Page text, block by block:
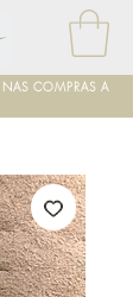
NAS COMPRAS A